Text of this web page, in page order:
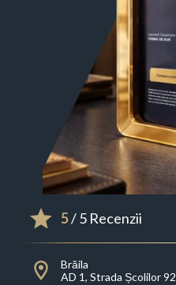
5/ 5 Recenzii
Brăila
AD 1, Strada Școlilor 92